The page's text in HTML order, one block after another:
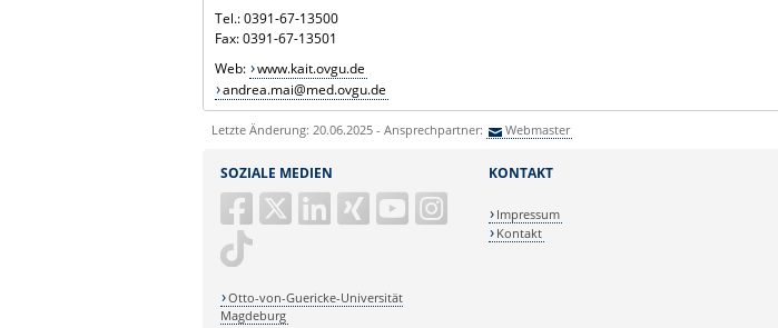
Tel.: 0391-67-13500
Fax: 0391-67-13501
Web: www.kait.ovgu.de
andrea.mai@med.ovgu.de
Letzte Änderung: 20.06.2025 - Ansprechpartner: Webmaster
SOZIALE MEDIEN
Otto-von-Guericke-Universität
Magdeburg
KONTAKT
Impressum
Kontakt